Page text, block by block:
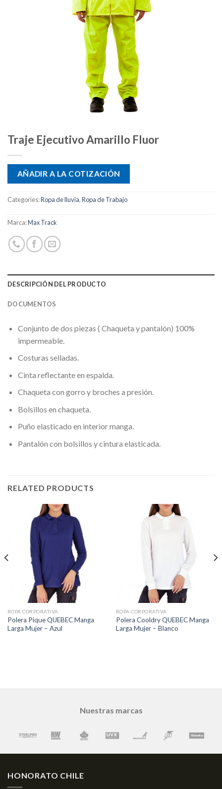
Traje Ejecutivo Amarillo Fluor
AÑADIR A LA COTIZACIÓN
Categories:Ropa de lluvia,Ropa de Trabajo
Marca:Max Track
DESCRIPCIÓN DEL PRODUCTO
DOCUMENTOS
Conjunto de dos piezas ( Chaqueta y pantalón) 100%
impermeable.
Costuras selladas.
Cinta reflectante en espalda.
Chaqueta con gorro y broches a presión.
Bolsillos en chaqueta.
Puño elasticado en interior manga.
Pantalón con bolsillos y cintura elasticada.
RELATED PRODUCTS
ROPA CORPORATIVA
Polera Pique QUEBEC Manga
Larga Mujer – Azul
ROPA CORPORATIVA
Polera Cooldry QUEBEC Manga
Larga Mujer – Blanco
Nuestras marcas
HONORATO CHILE